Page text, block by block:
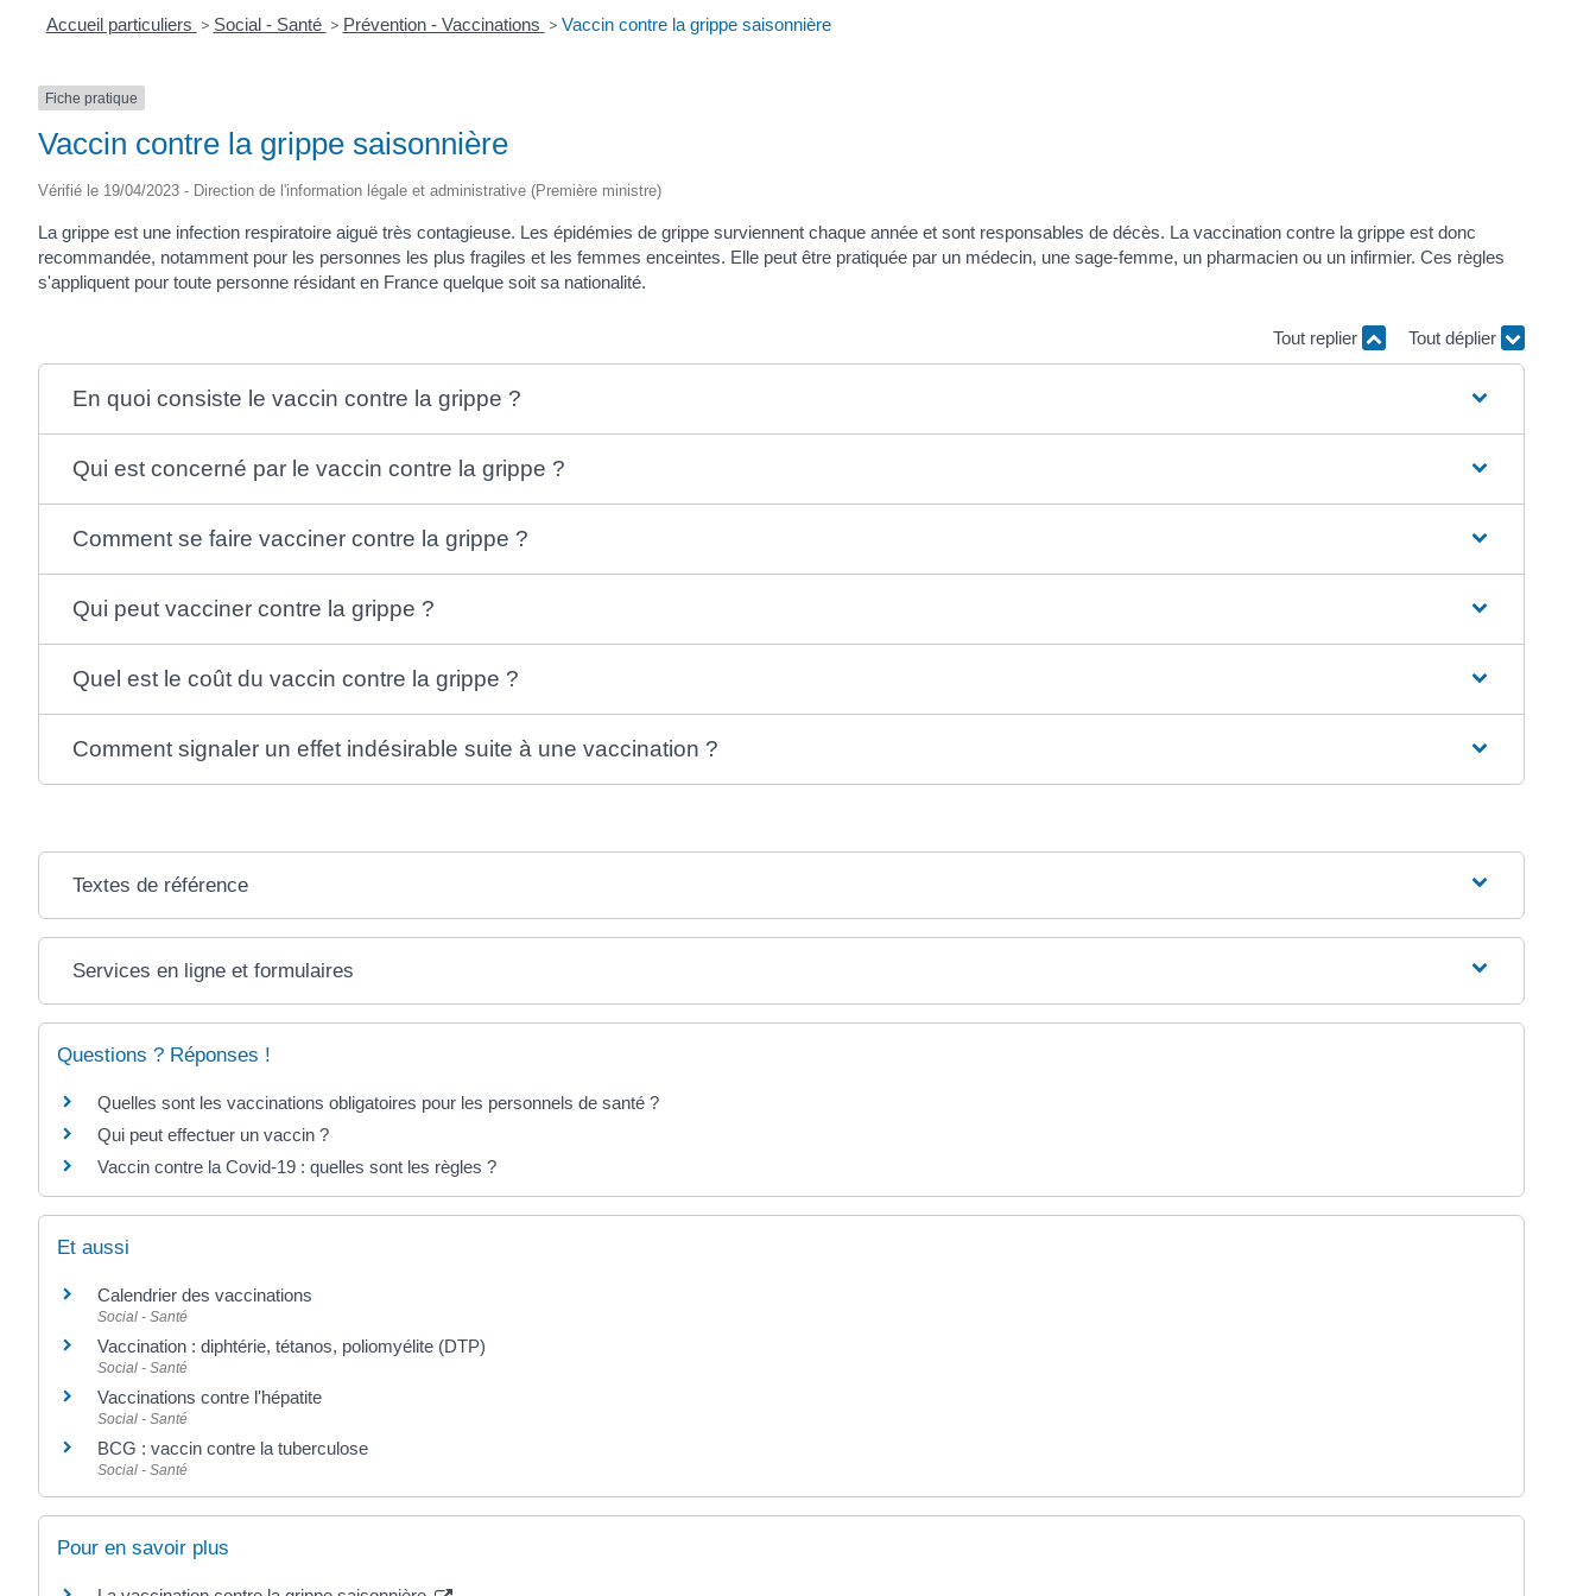
Accueil particuliers > Social - Santé > Prévention - Vaccinations > Vaccin contre la grippe saisonnière
Fiche pratique
Vaccin contre la grippe saisonnière
Vérifié le 19/04/2023 - Direction de l'information légale et administrative (Première ministre)
La grippe est une infection respiratoire aiguë très contagieuse. Les épidémies de grippe surviennent chaque année et sont responsables de décès. La vaccination contre la grippe est donc
recommandée, notamment pour les personnes les plus fragiles et les femmes enceintes. Elle peut être pratiquée par un médecin, une sage-femme, un pharmacien ou un infirmier. Ces règles
s'appliquent pour toute personne résidant en France quelque soit sa nationalité.
Tout replier Tout déplier
En quoi consiste le vaccin contre la grippe ?
Qui est concerné par le vaccin contre la grippe ?
Comment se faire vacciner contre la grippe ?
Qui peut vacciner contre la grippe ?
Quel est le coût du vaccin contre la grippe ?
Comment signaler un effet indésirable suite à une vaccination ?
Textes de référence
Services en ligne et formulaires
Questions ? Réponses !
Quelles sont les vaccinations obligatoires pour les personnels de santé ?
Qui peut effectuer un vaccin ?
Vaccin contre la Covid-19 : quelles sont les règles ?
Et aussi
Calendrier des vaccinations
Social - Santé
Vaccination : diphtérie, tétanos, poliomyélite (DTP)
Social - Santé
Vaccinations contre l'hépatite
Social - Santé
BCG : vaccin contre la tuberculose
Social - Santé
Pour en savoir plus